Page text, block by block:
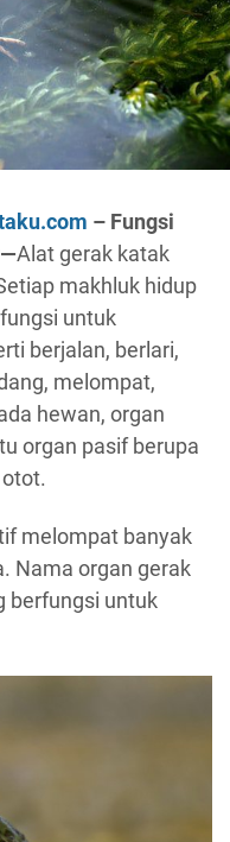
– Fungsi
—Alat gerak katak
makhluk hidup
untuk
berjalan, berlari,
melompat,
hewan, organ
organ pasif berupa
melompat banyak
Nama organ gerak
berfungsi untuk